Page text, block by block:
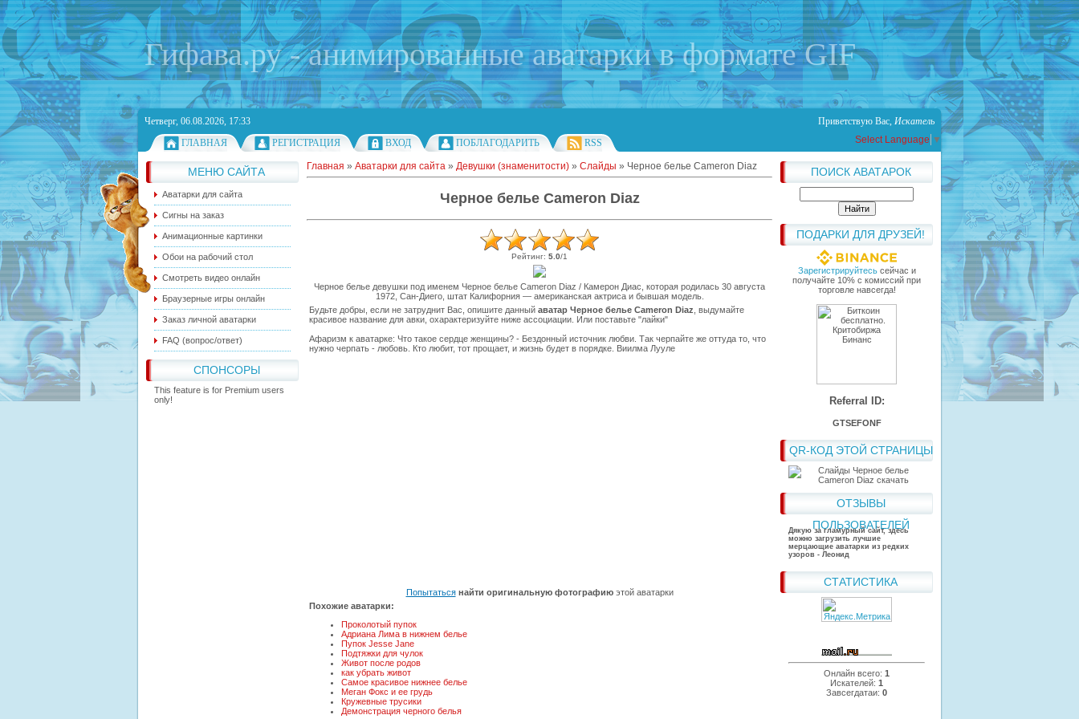
Гифава.ру - анимированные аватарки в формате GIF
Четверг, 06.08.2026, 17:33 Приветствую Вас, Искатель
ГЛАВНАЯ
РЕГИСТРАЦИЯ ВХОД ПОБЛАГОДАРИТЬ RSS Select Language ▼
МЕНЮ САЙТА
Аватарки для сайта
Сигны на заказ
Анимационные картинки
Обои на рабочий стол
Смотреть видео онлайн
Браузерные игры онлайн
Заказ личной аватарки
FAQ (вопрос/ответ)
СПОНСОРЫ
This feature is for Premium users
only!
ПОИСК АВАТАРОК
ПОДАРКИ ДЛЯ ДРУЗЕЙ!
Зарегистрируйтесьсейчас и
получайте 10% с комиссий при
торговле навсегда!
Referral ID:
GTSEFONF
QR-КОД ЭТОЙ СТРАНИЦЫ
ОТЗЫВЫ
ПОЛЬЗОВАТЕЛЕЙ
Дякую за гламурный сайт, здесь
можно загрузить лучшие
мерцающие аватарки из редких
узоров - Леонид
СТАТИСТИКА
Онлайн всего: 1
Искателей: 1
Завсегдатаи: 0
Главная » Аватарки для сайта » Девушки (знаменитости) » Слайды » Черное белье Cameron Diaz
Черное белье Cameron Diaz
Рейтинг: 5.0/1
Черное белье девушки под именем Черное белье Cameron Diaz / Камерон Диас, которая родилась 30 августа
1972, Сан-Диего, штат Калифорния — американская актриса и бывшая модель.
Будьте добры, если не затруднит Вас, опишите данный аватар Черное белье Cameron Diaz , выдумайте
красивое название для авки, охарактеризуйте ниже ассоциации. Или поставьте "лайки"
Афаризм к аватарке: Что такое сердце женщины? - Бездонный источник любви. Так черпайте же оттуда то, что
нужно черпать - любовь. Кто любит, тот прощает, и жизнь будет в порядке. Виилма Лууле
Попытаться найти оригинальную фотографиюэтой аватарки
Похожие аватарки:
Проколотый пупок
Адриана Лима в нижнем белье
Пупок Jesse Jane
Подтяжки для чулок
Живот после родов
как убрать живот
Самое красивое нижнее белье
Меган Фокс и ее грудь
Кружевные трусики
Демонстрация черного белья